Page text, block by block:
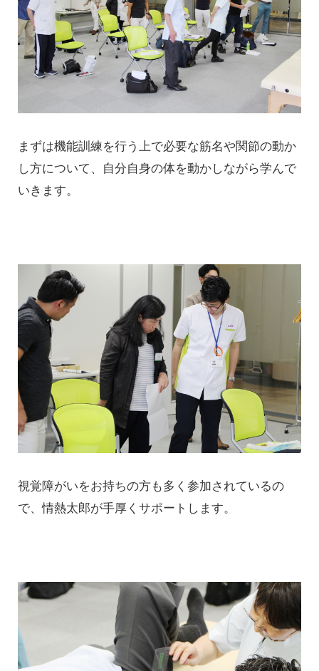
まずは機能訓練を行う上で必要な筋名や関節の動か
し方について、自分自身の体を動かしながら学んで
いきます。
視覚障がいをお持ちの方も多く参加されているの
で、情熱太郎が手厚くサポートします。